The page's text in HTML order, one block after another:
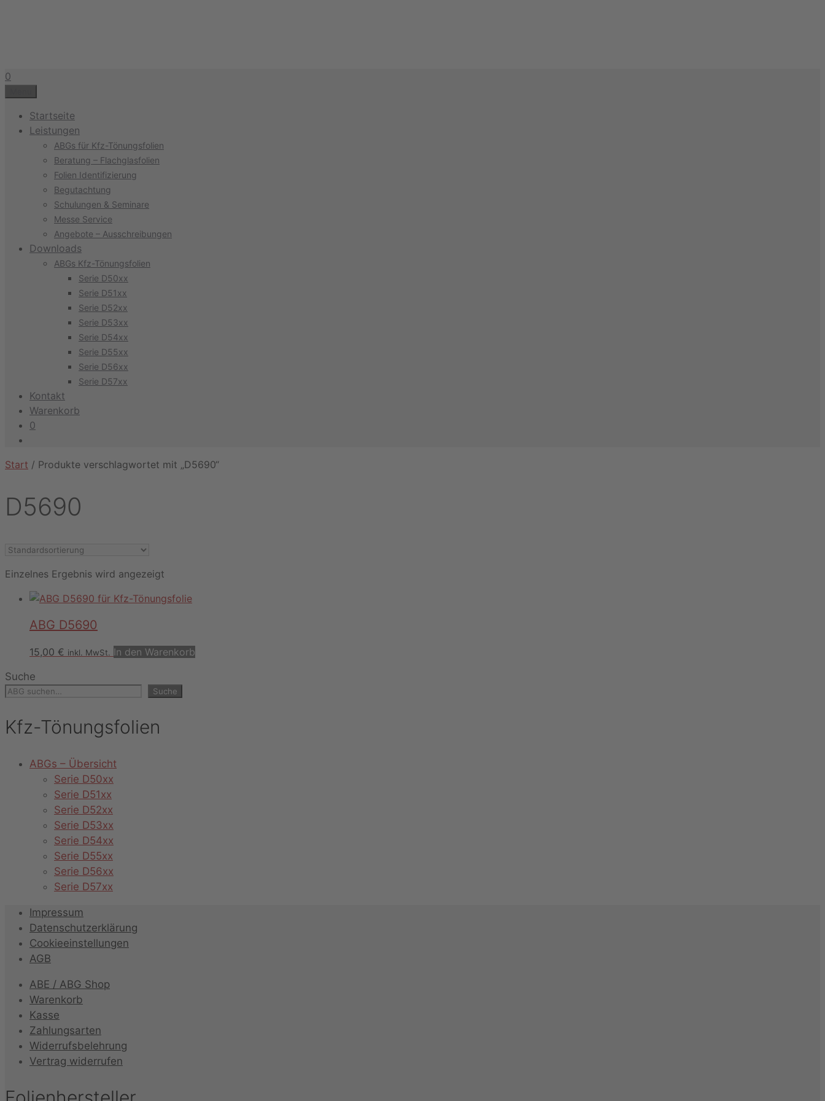
0
Startseite
Leistungen
ABGs für Kfz-Tönungsfolien
Beratung – Flachglasfolien
Folien Identifizierung
Begutachtung
Schulungen & Seminare
Messe Service
Angebote – Ausschreibungen
Downloads
ABGs Kfz-Tönungsfolien
Serie D50xx
Serie D51xx
Serie D52xx
Serie D53xx
Serie D54xx
Serie D55xx
Serie D56xx
Serie D57xx
Kontakt
Warenkorb
0
Start / Produkte verschlagwortet mit „D5690“
D5690
Einzelnes Ergebnis wird angezeigt
ABG D5690
15,00 € inkl. MwSt. In den Warenkorb
Suche
Suche
Kfz-Tönungsfolien
ABGs – Übersicht
Serie D50xx
Serie D51xx
Serie D52xx
Serie D53xx
Serie D54xx
Serie D55xx
Serie D56xx
Serie D57xx
Impressum
Datenschutzerklärung
Cookieeinstellungen
AGB
ABE / ABG Shop
Warenkorb
Kasse
Zahlungsarten
Widerrufsbelehrung
Vertrag widerrufen